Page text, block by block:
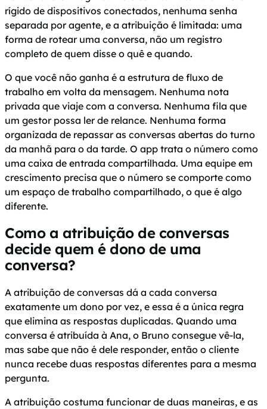
rígido de dispositivos conectados, nenhuma senha
separada por agente, e a atribuição é limitada: uma
forma de rotear uma conversa, não um registro
completo de quem disse o quê e quando.
O que você não ganha é a estrutura de fluxo de
trabalho em volta da mensagem. Nenhuma nota
privada que viaje com a conversa. Nenhuma fila que
um gestor possa ler de relance. Nenhuma forma
organizada de repassar as conversas abertas do turno
da manhã para o da tarde. O app trata o número como
uma caixa de entrada compartilhada. Uma equipe em
crescimento precisa que o número se comporte como
um espaço de trabalho compartilhado, o que é algo
diferente.
Como a atribuição de conversas
decide quem é dono de uma
conversa?
A atribuição de conversas dá a cada conversa
exatamente um dono por vez, e essa é a única regra
que elimina as respostas duplicadas. Quando uma
conversa é atribuída à Ana, o Bruno consegue vê-la,
mas sabe que não é dele responder, então o cliente
nunca recebe duas respostas diferentes para a mesma
pergunta.
A atribuição costuma funcionar de duas maneiras, e as